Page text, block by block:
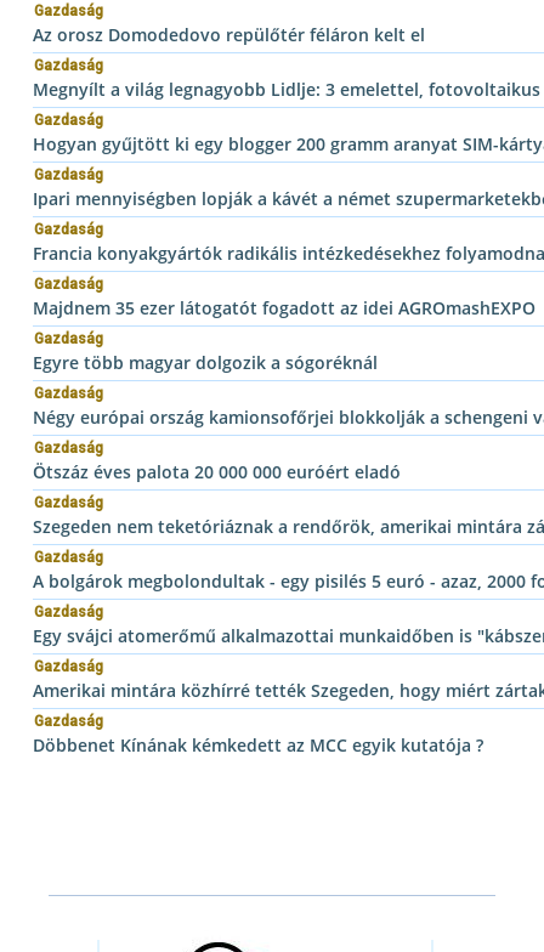
Gazdaság
Az orosz Domodedovo repülőtér féláron kelt el
Gazdaság
Megnyílt a világ legnagyobb Lidlje: 3 emelettel,
Gazdaság
Hogyan gyűjtött ki egy blogger 200 gramm aranyat SIM-
Gazdaság
Ipari mennyiségben lopják a kávét a német
Gazdaság
Francia konyakgyártók radikális intézkedésekhez
Gazdaság
Majdnem 35 ezer látogatót fogadott az idei AGROmashEXPO
Gazdaság
Egyre több magyar dolgozik a sógoréknál
Gazdaság
Négy európai ország kamionsofőrjei blokkolják a schengeni
Gazdaság
Ötszáz éves palota 20 000 000 euróért eladó
Gazdaság
Szegeden nem teketóriáznak a rendőrök, amerikai mintára
Gazdaság
A bolgárok megbolondultak - egy pisilés 5 euró - azaz, 2000
Gazdaság
Egy svájci atomerőmű alkalmazottai munkaidőben is
Gazdaság
Amerikai mintára közhírré tették Szegeden, hogy miért
Gazdaság
Döbbenet Kínának kémkedett az MCC egyik kutatója ?